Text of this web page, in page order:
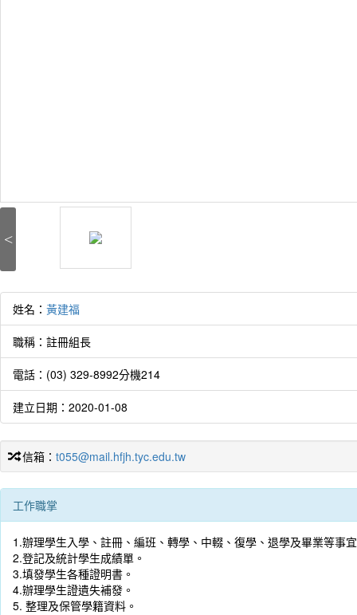
<
姓名： 黃建福
職稱：註冊組長
電話：(03) 329-8992分機214
建立日期：2020-01-08
信箱： t055@mail.hfjh.tyc.edu.tw
工作職掌
1.辦理學生入學、註冊、編班、轉學、中輟、復學、退學及畢業等事
2.登記及統計學生成績單。
3.填發學生各種證明書。
4.辦理學生證遺失補發。
5. 整理及保管學籍資料。